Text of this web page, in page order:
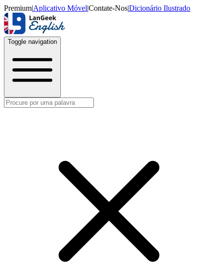
Premium|Aplicativo Móvel|Contate-Nos|Dicionário Ilustrado
Toggle navigation